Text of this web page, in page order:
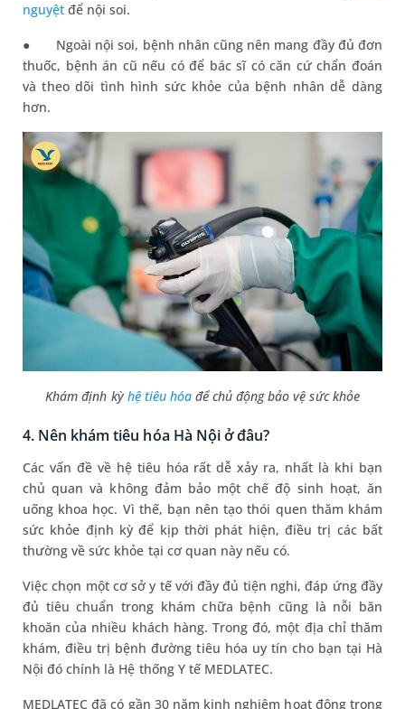
nguyệt để nội soi.
●
Ngoài nội soi, bệnh nhân cũng nên mang đầy đủ đơn
thuốc, bệnh án cũ nếu có để bác sĩ có căn cứ chẩn đoán
và theo dõi tình hình sức khỏe của bệnh nhân dễ dàng
hơn.
Khám định kỳ hệ tiêu hóađể chủ động bảo vệ sức khỏe
4. Nên khám tiêu hóa Hà Nội ở đâu?
Các vấn đề về hệ tiêu hóa rất dễ xảy ra, nhất là khi bạn
chủ quan và không đảm bảo một chế độ sinh hoạt, ăn
uống khoa học. Vì thế, bạn nên tạo thói quen thăm khám
sức khỏe định kỳ để kịp thời phát hiện, điều trị các bất
thường về sức khỏe tại cơ quan này nếu có.
Việc chọn một cơ sở y tế với đầy đủ tiện nghi, đáp ứng đầy
đủ tiêu chuẩn trong khám chữa bệnh cũng là nỗi băn
khoăn của nhiều khách hàng. Trong đó, một địa chỉ thăm
khám, điều trị bệnh đường tiêu hóa uy tín cho bạn tại Hà
Nội đó chính là Hệ thống Y tế MEDLATEC.
MEDLATEC đã có gần 30 năm kinh nghiệm hoạt động trong